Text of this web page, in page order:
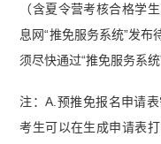
（含夏令营考核合格学
息网“推免服务系统”发布
须尽快通过“推免服务系
注：A.预推免报名申请
考生可以在生成申请表